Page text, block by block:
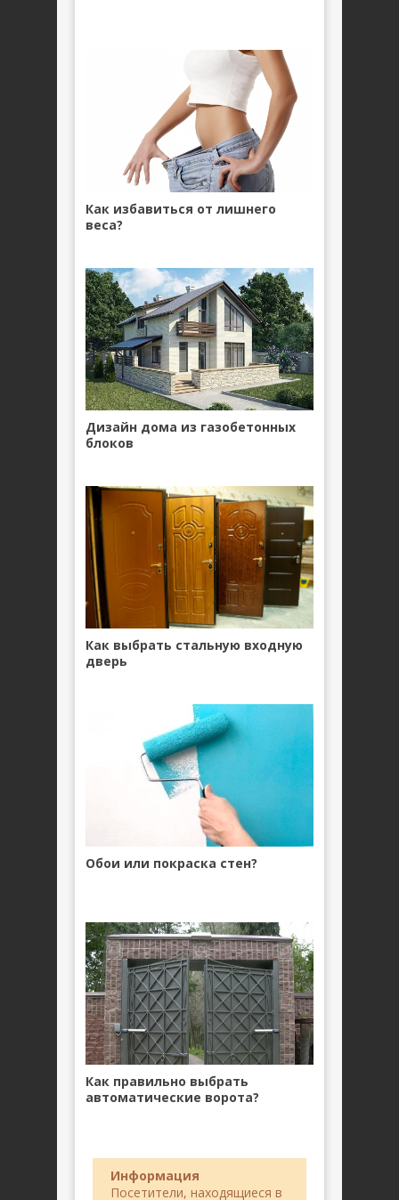
Как избавиться от лишнего
веса?
Дизайн дома из газобетонных
блоков
Как выбрать стальную входную
дверь
Обои или покраска стен?
Как правильно выбрать
автоматические ворота?
Информация
Посетители, находящиеся в